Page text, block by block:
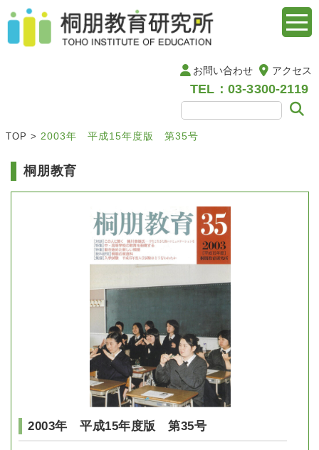
お問い合わせ アクセス
TEL：03-3300-2119
TOP > 2003年 平成15年度版 第35号
桐朋教育
2003年 平成15年度版 第35号